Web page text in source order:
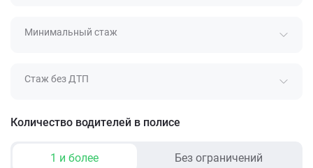
Минимальный стаж
Стаж без ДТП
Количество водителей в полисе
1 и более Без ограничений